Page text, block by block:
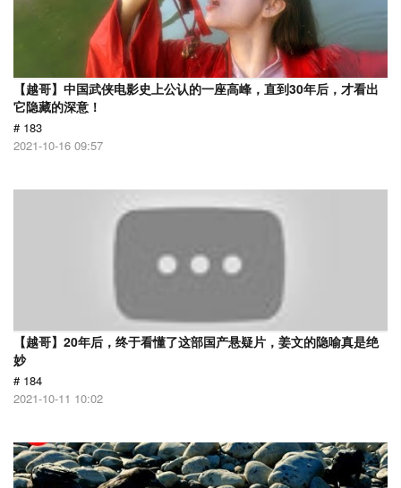
【越哥】中国武侠电影史上公认的一座高峰，直到30年后，才看出
它隐藏的深意！
# 183
2021-10-16 09:57
【越哥】20年后，终于看懂了这部国产悬疑片，姜文的隐喻真是绝
妙
# 184
2021-10-11 10:02